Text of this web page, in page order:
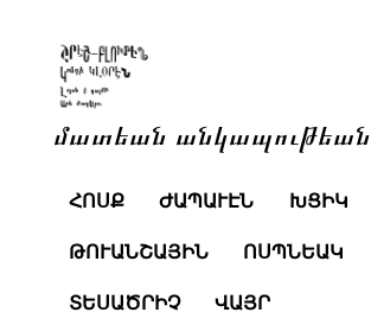
մատեան անկապութեան
ՀՈՍՔ ԺԱՊԱՒԷՆ ԽՑԻԿ
ԹՈՒԱՆՇԱՅԻՆ ՈՍՊՆԵԱԿ
ՏԵՍԱԾՐԻՉ ՎԱՅՐ